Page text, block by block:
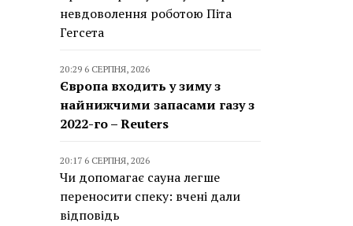
невдоволення роботою Піта
Гегсета
20:29 6 СЕРПНЯ, 2026
Європа входить у зиму з
найнижчими запасами газу з
2022-го – Reuters
20:17 6 СЕРПНЯ, 2026
Чи допомагає сауна легше
переносити спеку: вчені дали
відповідь